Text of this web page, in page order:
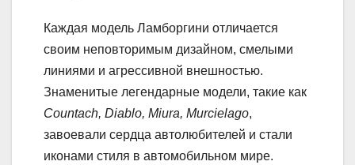
Каждая модель Ламборгини отличается
своим неповторимым дизайном, смелыми
линиями и агрессивной внешностью.
Знаменитые легендарные модели, такие как
Countach, Diablo, Miura, Murcielago,
завоевали сердца автолюбителей и стали
иконами стиля в автомобильном мире.